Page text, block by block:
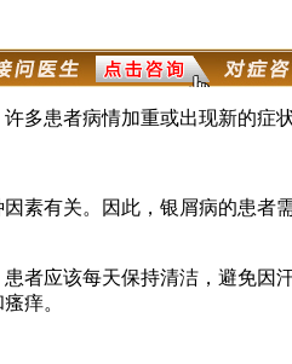
多患者病情加重或出现新的症
素有关。因此，银屑病的患者
应该每天保持清洁，避免因
痒。